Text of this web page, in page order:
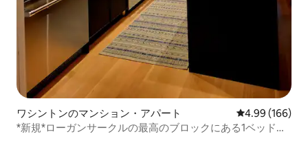
ワシントンのマンション・アパート レビュー166
4.99 (166)
*新規*ローガンサークルの最高のブロックにある1ベッドル